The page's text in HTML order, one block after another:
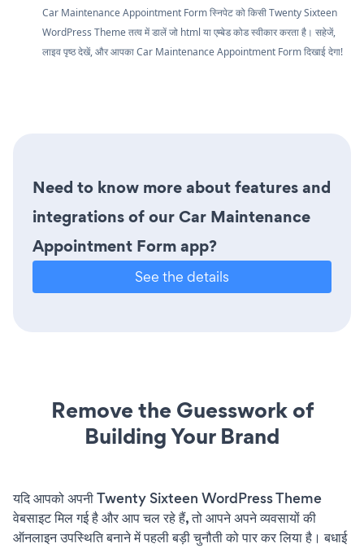
Car Maintenance Appointment Form स्निपेट को किसी Twenty Sixteen
WordPress Theme तत्व में डालें जो html या एम्बेड कोड स्वीकार करता है। सहेजें,
लाइव पृष्ठ देखें, और आपका Car Maintenance Appointment Form दिखाई देगा!
Need to know more about features and
integrations of our Car Maintenance
Appointment Form app?
See the details
Remove the Guesswork of
Building Your Brand
यदि आपको अपनी Twenty Sixteen WordPress Theme
वेबसाइट मिल गई है और आप चल रहे हैं, तो आपने अपने व्यवसायों की
ऑनलाइन उपस्थिति बनाने में पहली बड़ी चुनौती को पार कर लिया है। बधाई